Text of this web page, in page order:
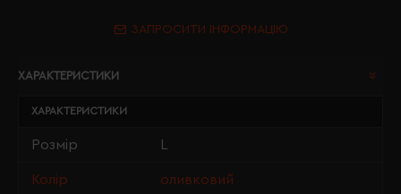
ЗАПРОСИТИ ІНФОРМАЦІЮ
ХАРАКТЕРИСТИКИ
ХАРАКТЕРИСТИКИ
Розмір
Колір оливковий